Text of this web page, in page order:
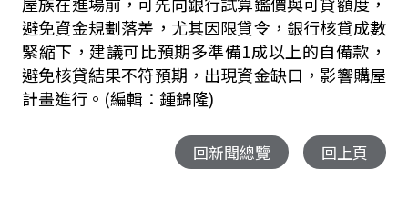
避免資金規劃落差，尤其因限貸令，銀行核貸成數
緊縮下，建議可比預期多準備1成以上的自備款，
避免核貸結果不符預期，出現資金缺口，影響購屋
計畫進行。(編輯：鍾錦隆)
回新聞總覽 回上頁